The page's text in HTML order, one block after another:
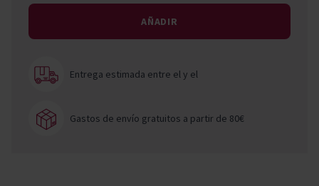
AÑADIR
Entrega estimada entre ely el
Gastos de envío gratuitos a partir de 80€